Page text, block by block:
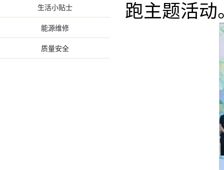
生活小贴士
能源维修
质量安全
跑主题活动